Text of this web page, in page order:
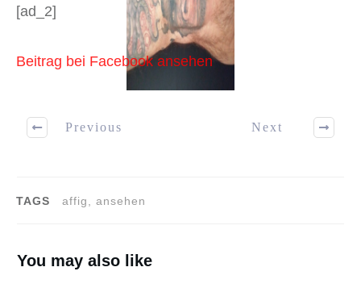
[ad_2]
Beitrag bei Facebook ansehen
Previous Next
TAGS affig, ansehen
You may also like